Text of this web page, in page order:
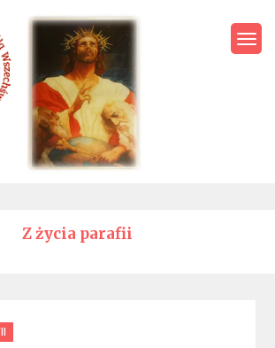
Jezusa Chrystusa
– Rawa
Z życia parafii